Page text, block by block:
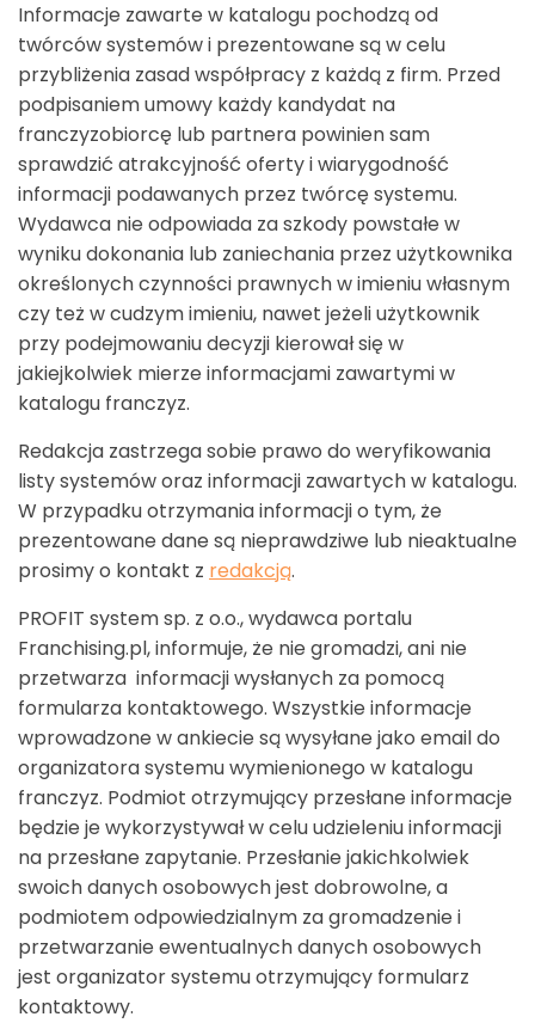
Informacje zawarte w katalogu pochodzą od
twórców systemów i prezentowane są w celu
przybliżenia zasad współpracy z każdą z firm. Przed
podpisaniem umowy każdy kandydat na
franczyzobiorcę lub partnera powinien sam
sprawdzić atrakcyjność oferty i wiarygodność
informacji podawanych przez twórcę systemu.
Wydawca nie odpowiada za szkody powstałe w
wyniku dokonania lub zaniechania przez użytkownika
określonych czynności prawnych w imieniu własnym
czy też w cudzym imieniu, nawet jeżeli użytkownik
przy podejmowaniu decyzji kierował się w
jakiejkolwiek mierze informacjami zawartymi w
katalogu franczyz.
Redakcja zastrzega sobie prawo do weryfikowania
listy systemów oraz informacji zawartych w katalogu.
W przypadku otrzymania informacji o tym, że
prezentowane dane są nieprawdziwe lub nieaktualne
prosimy o kontakt z redakcją.
PROFIT system sp. z o.o., wydawca portalu
Franchising.pl, informuje, że nie gromadzi, ani nie
przetwarza informacji wysłanych za pomocą
formularza kontaktowego. Wszystkie informacje
wprowadzone w ankiecie są wysyłane jako email do
organizatora systemu wymienionego w katalogu
franczyz. Podmiot otrzymujący przesłane informacje
będzie je wykorzystywał w celu udzieleniu informacji
na przesłane zapytanie. Przesłanie jakichkolwiek
swoich danych osobowych jest dobrowolne, a
podmiotem odpowiedzialnym za gromadzenie i
przetwarzanie ewentualnych danych osobowych
jest organizator systemu otrzymujący formularz
kontaktowy.